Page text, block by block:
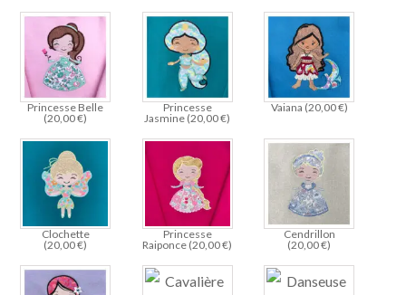
Princesse Belle
(20,00€)
Princesse
Jasmine (20,00€)
Vaiana (20,00€)
Clochette
(20,00€)
Princesse
Raiponce (20,00€)
Cendrillon
(20,00€)